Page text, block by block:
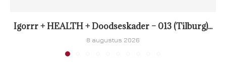
Igorrr + HEALTH + Doodseskader – 013 (Tilburg)...
8 augustus 2026